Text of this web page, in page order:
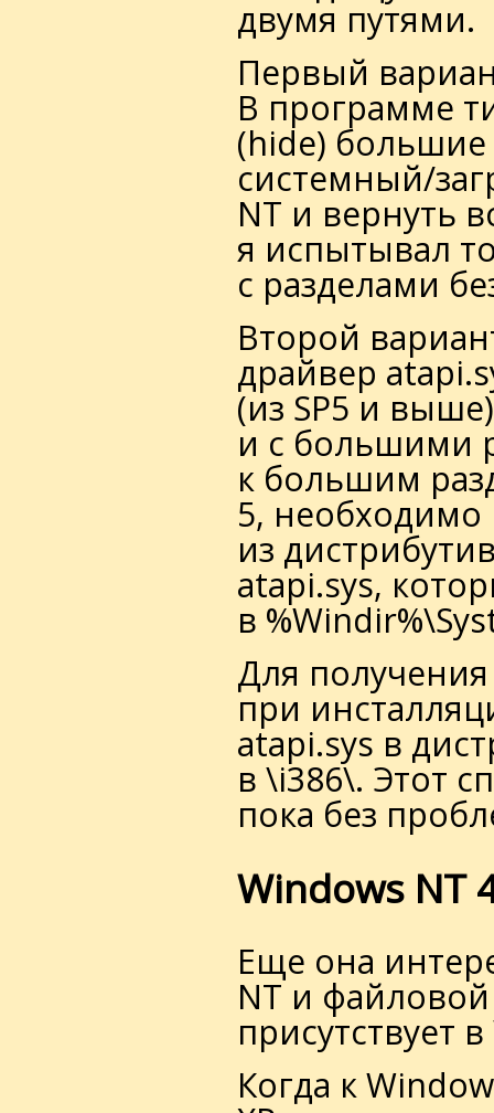
двумя путями.
Первый
В программе
(hide) большие
системный/
NT и вернуть
я испытывал
с разделами
Второй
драйвер
(из SP5 и
и с большими
к большим
5, необходимо
из
atapi.sys,
в
Для
при
atapi.sys в
в \i386\. Этот
пока без
Windows NT
Еще она
NT и файловой
присутствует
Когда к